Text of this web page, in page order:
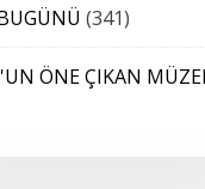
(341)
ÖNE ÇIKAN